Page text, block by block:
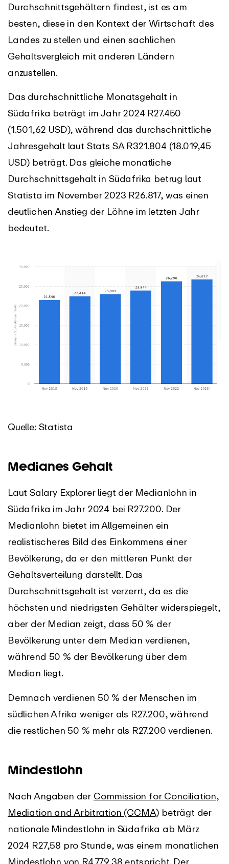
Durchschnittsgehältern findest, ist es am
besten, diese in den Kontext der Wirtschaft des
Landes zu stellen und einen sachlichen
Gehaltsvergleich mit anderen Ländern
anzustellen.
Das durchschnittliche Monatsgehalt in
Südafrika beträgt im Jahr 2024 R27.450
(1.501,62 USD), während das durchschnittliche
Jahresgehalt laut Stats SAR321.804 (18.019,45
USD) beträgt. Das gleiche monatliche
Durchschnittsgehalt in Südafrika betrug laut
Statista im November 2023 R26.817, was einen
deutlichen Anstieg der Löhne im letzten Jahr
bedeutet.
Quelle: Statista
Medianes Gehalt
Laut Salary Explorer liegt der Medianlohn in
Südafrika im Jahr 2024 bei R27.200. Der
Medianlohn bietet im Allgemeinen ein
realistischeres Bild des Einkommens einer
Bevölkerung, da er den mittleren Punkt der
Gehaltsverteilung darstellt. Das
Durchschnittsgehalt ist verzerrt, da es die
höchsten und niedrigsten Gehälter widerspiegelt,
aber der Median zeigt, dass 50 % der
Bevölkerung unter dem Median verdienen,
während 50 % der Bevölkerung über dem
Median liegt.
Demnach verdienen 50 % der Menschen im
südlichen Afrika weniger als R27.200, während
die restlichen 50 % mehr als R27.200 verdienen.
Mindestlohn
Nach Angaben der Commission for Conciliation,
Mediation and Arbitration (CCMA) beträgt der
nationale Mindestlohn in Südafrika ab März
2024 R27,58 pro Stunde, was einem monatlichen
Mindestlohn von R4.779,38 entspricht. Der